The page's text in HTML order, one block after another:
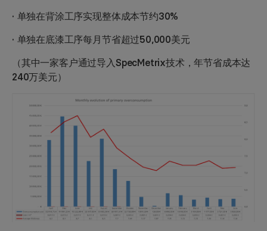
· 单独在背涂工序实现整体成本节约30%
· 单独在底漆工序每月节省超过50,000美元
（其中一家客户通过导入SpecMetrix技术，年节省成本达
240万美元）